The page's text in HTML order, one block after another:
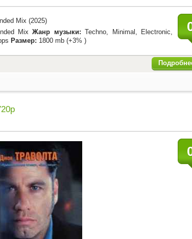
MixЖанр музыки: Techno, Minimal, Electronic,
Размер: 1800 mb (+3% )